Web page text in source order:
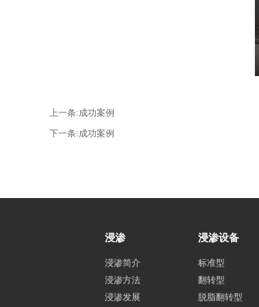
上一条:成功案例
下一条:成功案例
浸渗
浸渗简介
浸渗方法
浸渗发展
浸渗设备
标准型
翻转型
脱脂翻转型